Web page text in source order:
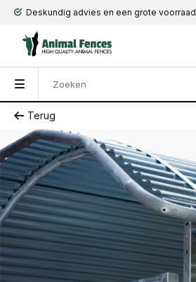
Deskundig advies en een grote voorraad
Terug